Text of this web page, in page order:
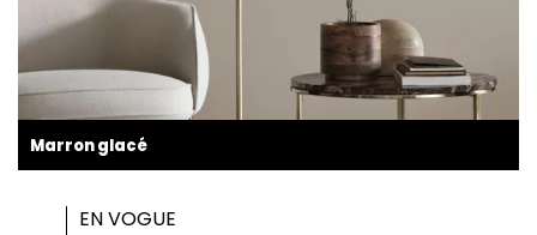
Marron glacé
EN VOGUE